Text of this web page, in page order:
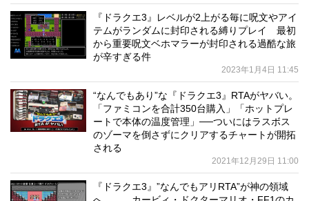
『ドラクエ3』レベルが2上がる毎に呪文やアイ
テムがランダムに封印される縛りプレイ 最初
から重要呪文ベホマラーが封印される過酷な旅
が辛すぎる件
2023年1月4日 11:45
“なんでもあり”な『ドラクエ3』RTAがヤバい。
「ファミコンを合計350台購入」「ホットプレ
ートで本体の温度管理」──ついにはラスボス
のゾーマを倒さずにクリアするチャートが開拓
される
2021年12月29日 11:00
『ドラクエ3』”なんでもアリRTA”が神の領域